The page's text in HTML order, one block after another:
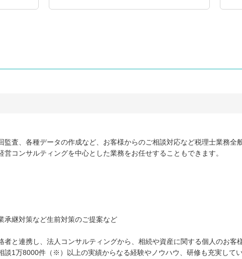
監査、各種データの作成など、お客様からのご相談対応など税理士業務全
コンサルティングを中心とした業務をお任せすることもできます。
承継対策など生前対策のご提案など
者と連携し、法人コンサルティングから、相続や資産に関する個人のお客
談1万8000件（※）以上の実績からなる経験やノウハウ、研修も充実して